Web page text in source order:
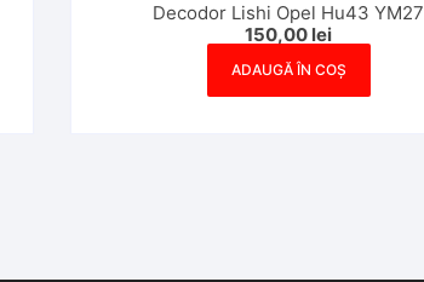
Decodor Lishi Opel Hu43 YM27
150,00 lei
ADAUGĂ ÎN COȘ